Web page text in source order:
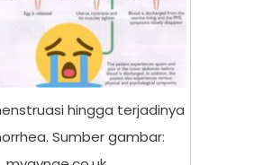
hingga terjadinya
Sumber gambar: